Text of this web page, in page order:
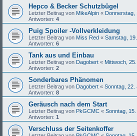
Hepco & Becker Schutzbügel
Letzter Beitrag von MikeAlpin « Donnerstag,
Antworten: 4
Puig Spoiler -Vollverkleidung
Letzter Beitrag von Miss Red « Samstag,
Antworten: 6
Tank aus und Einbau
Letzter Beitrag von Dagobert « Mittwoch,
Antworten: 2
Sonderbares Phänomen
Letzter Beitrag von Dagobert « Sonntag, 22.
Antworten: 8
Geräusch nach dem Start
Letzter Beitrag von PkGCMC « Sonntag,
Antworten: 1
Verschluss der Seitenkoffer